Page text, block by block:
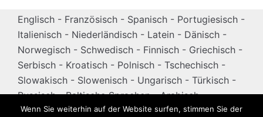
Englisch - Französisch - Spanisch - Portugiesisch -
Italienisch - Niederländisch - Latein - Dänisch -
Norwegisch - Schwedisch - Finnisch - Griechisch -
Serbisch - Kroatisch - Polnisch - Tschechisch -
Slowakisch - Slowenisch - Ungarisch - Türkisch -
Russisch - Baltische Sprachen - Arabisch -
Chinesisch - Japanisch - Koreanisch - und andere
Wenn Sie weiterhin auf der Website surfen, stimmen Sie der